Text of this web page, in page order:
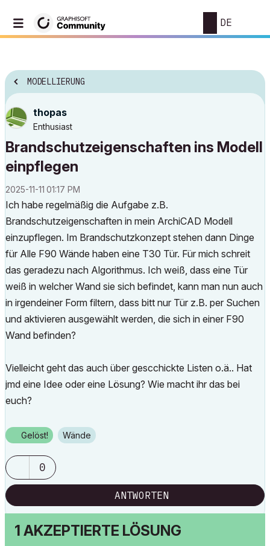
DE
MODELLIERUNG
thopas
Enthusiast
Brandschutzeigenschaften ins Modell
einpflegen
‎2025-11-11 01:17 PM
Ich habe regelmäßig die Aufgabe z.B.
Brandschutzeigenschaften in mein ArchiCAD Modell
einzupflegen. Im Brandschutzkonzept stehen dann Dinge
für Alle F90 Wände haben eine T30 Tür. Für mich schreit
das geradezu nach Algorithmus. Ich weiß, dass eine Tür
weiß in welcher Wand sie sich befindet, kann man nun auch
in irgendeiner Form filtern, dass bitt nur Tür z.B. per Suchen
und aktivieren ausgewählt werden, die sich in einer F90
Wand befinden?
Vielleicht geht das auch über gescchickte Listen o.ä.. Hat
jmd eine Idee oder eine Lösung? Wie macht ihr das bei
euch?
Gelöst! Wände
0
ANTWORTEN
1 AKZEPTIERTE LÖSUNG